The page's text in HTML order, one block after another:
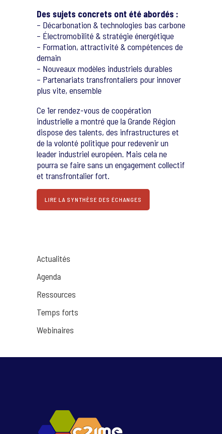
Des sujets concrets ont été abordés :
– Décarbonation & technologies bas carbone
– Électromobilité & stratégie énergétique
– Formation, attractivité & compétences de
demain
– Nouveaux modèles industriels durables
– Partenariats transfrontaliers pour innover
plus vite, ensemble
Ce 1er rendez-vous de coopération
industrielle a montré que la Grande Région
dispose des talents, des infrastructures et
de la volonté politique pour redevenir un
leader industriel européen. Mais cela ne
pourra se faire sans un engagement collectif
et transfrontalier fort.
LIRE LA SYNTHÈSE DES ÉCHANGES
Actualités
Agenda
Ressources
Temps forts
Webinaires